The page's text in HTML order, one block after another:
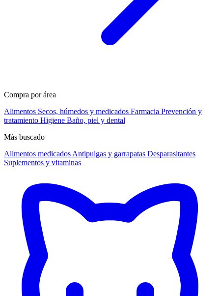
Compra por área
Alimentos Secos, húmedos y medicados Farmacia Prevención y
tratamiento Higiene Baño, piel y dental
Más buscado
Alimentos medicados Antipulgas y garrapatas Desparasitantes
Suplementos y vitaminas